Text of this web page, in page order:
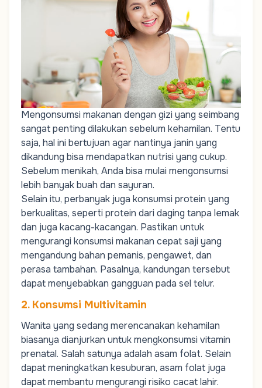
Mengonsumsi makanan dengan gizi yang seimbang
sangat penting dilakukan sebelum kehamilan. Tentu
saja, hal ini bertujuan agar nantinya janin yang
dikandung bisa mendapatkan nutrisi yang cukup.
Sebelum menikah, Anda bisa mulai mengonsumsi
lebih banyak buah dan sayuran.
Selain itu, perbanyak juga konsumsi protein yang
berkualitas, seperti protein dari daging tanpa lemak
dan juga kacang-kacangan. Pastikan untuk
mengurangi konsumsi makanan cepat saji yang
mengandung bahan pemanis, pengawet, dan
perasa tambahan. Pasalnya, kandungan tersebut
dapat menyebabkan gangguan pada sel telur.
2. Konsumsi Multivitamin
Wanita yang sedang merencanakan kehamilan
biasanya dianjurkan untuk mengkonsumsi vitamin
prenatal. Salah satunya adalah asam folat. Selain
dapat meningkatkan kesuburan, asam folat juga
dapat membantu mengurangi risiko cacat lahir.